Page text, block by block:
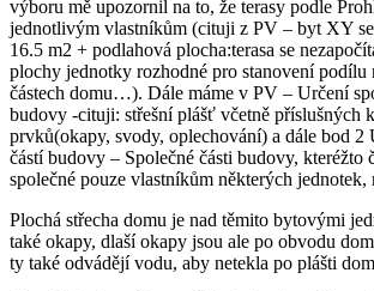
výboru mě upozornil na to, že terasy podle
jednotlivým vlastníkům (cituji z PV – byt XY
16.5 m2 + podlahová plocha:terasa se
plochy jednotky rozhodné pro stanovení podílu
částech domu…). Dále máme v PV – Určení
budovy -cituji: střešní plášť včetně příslušných
prvků(okapy, svody, oplechování) a dále bod 2
částí budovy – Společné části budovy, kteréžto
společné pouze vlastníkům některých jednotek,
Plochá střecha domu je nad těmito bytovými
také okapy, dlaší okapy jsou ale po obvodu
ty také odvádějí vodu, aby netekla po plášti